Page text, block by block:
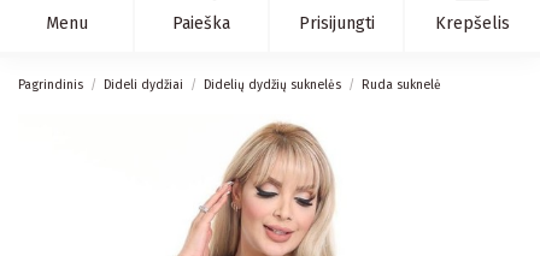
Menu Paieška Prisijungti Krepšelis
Pagrindinis Dideli dydžiai Didelių dydžių suknelės Ruda suknelė